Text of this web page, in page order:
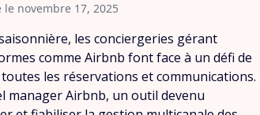
le novembre 17, 2025
les conciergeries gérant
comme Airbnb font face à un défi de
les réservations et communications.
manager Airbnb, un outil devenu